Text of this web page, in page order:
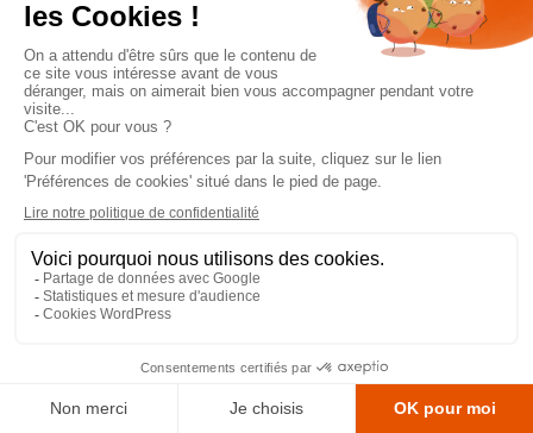
Mentions légales
Politique de confidentialité
Conditions Générales de Vente
Règlement intérieur